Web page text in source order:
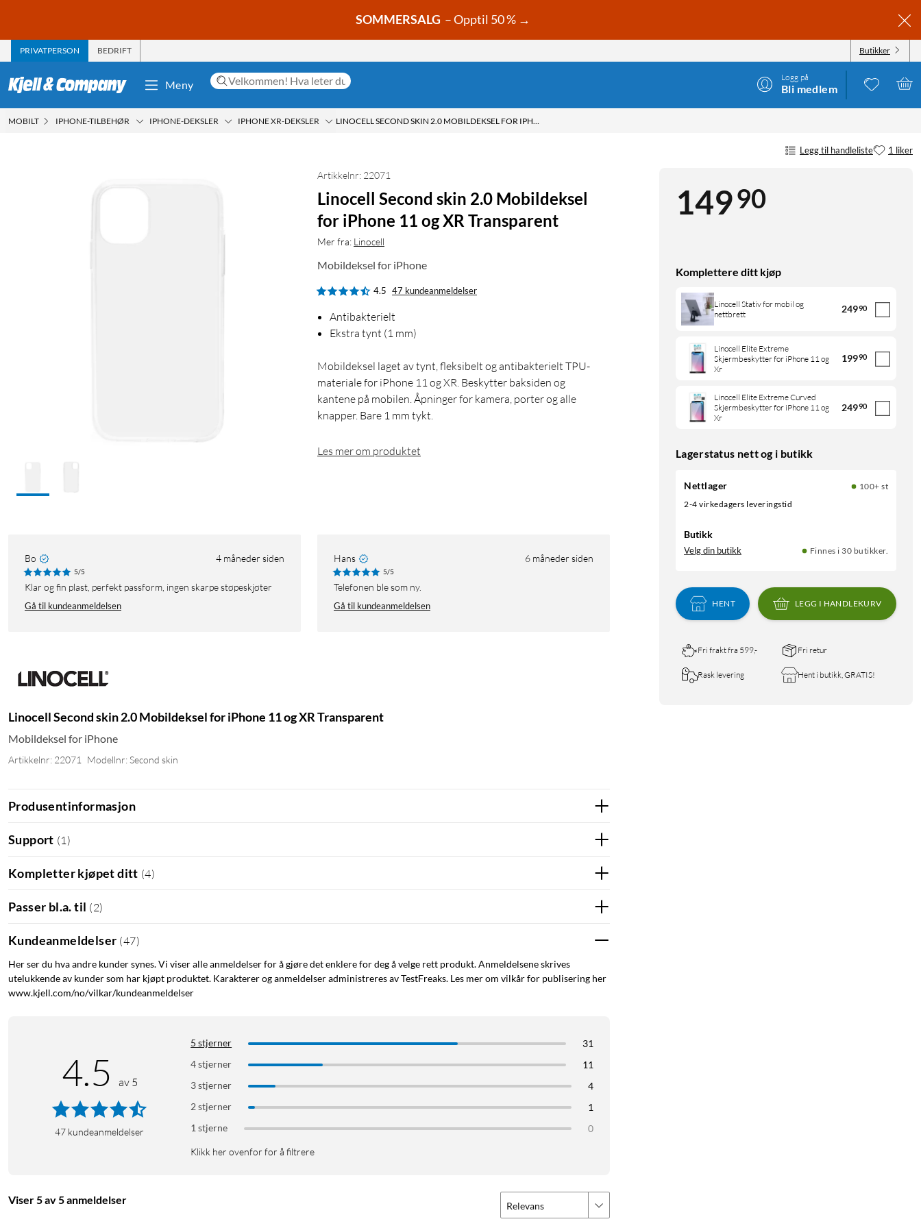
SOMMERSALG – Opptil 50 % →
PRIVATPERSON BEDRIFT Butikker
Meny
Logg på
Bli medlem
MOBILT IPHONE-TILBEHØR IPHONE-DEKSLER IPHONE XR-DEKSLER LINOCELL SECOND SKIN 2.0 MOBILDEKSEL FOR IPHONE 11 OG XR TRANSPARENT
Legg til handleliste 1 liker
14990
Komplettere ditt kjøp
Linocell Stativ for mobil og
nettbrett
24990
Linocell Elite Extreme
Skjermbeskytter for iPhone 11 og
Xr
19990
Linocell Elite Extreme Curved
Skjermbeskytter for iPhone 11 og
Xr
24990
Lagerstatus nett og i butikk
Nettlager
100+ st
2-4 virkedagers leveringstid
Butikk
Velg din butikk Finnes i 30 butikker.
HENT LEGG I HANDLEKURV
Fri frakt fra 599,- Fri retur
Rask levering Hent i butikk, GRATIS!
Artikkelnr: 22071
Linocell Second skin 2.0 Mobildeksel
for iPhone 11 og XR Transparent
Mer fra: Linocell
Mobildeksel for iPhone
4.5 47 kundeanmeldelser
Antibakterielt
Ekstra tynt (1 mm)
Mobildeksel laget av tynt, fleksibelt og antibakterielt TPU-
materiale for iPhone 11 og XR. Beskytter baksiden og
kantene på mobilen. Åpninger for kamera, porter og alle
knapper. Bare 1 mm tykt.
Les mer om produktet
Bo 4 måneder siden
5/5
Klar og fin plast, perfekt passform, ingen skarpe støpeskjøter
Gå til kundeanmeldelsen
Hans 6 måneder siden
5/5
Telefonen ble som ny.
Gå til kundeanmeldelsen
Linocell Second skin 2.0 Mobildeksel for iPhone 11 og XR Transparent
Mobildeksel for iPhone
Artikkelnr: 22071 Modellnr: Second skin
Produsentinformasjon
Support (1 )
Kompletter kjøpet ditt (4)
Passer bl.a. til (2)
Kundeanmeldelser (47)
Her ser du hva andre kunder synes. Vi viser alle anmeldelser for å gjøre det enklere for deg å velge rett produkt. Anmeldelsene skrives
utelukkende av kunder som har kjøpt produktet. Karakterer og anmeldelser administreres av TestFreaks. Les mer om vilkår for publisering her
www.kjell.com/no/vilkar/kundeanmeldelser
4.5 av 5
47 kundeanmeldelser
5 stjerner
31
4 stjerner
11
3 stjerner
4
2 stjerner
1
1 stjerne
0
Klikk her ovenfor for å filtrere
Viser 5 av 5 anmeldelser Relevans